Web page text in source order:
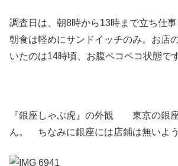
調査日は、朝8時から13時まで立ち仕事
朝食は軽めにサンドイッチのみ。お店
いたのは14時頃、お腹ペコペコ状態です
『銀座しゃぶ虎』の外観 東京の銀
ん。 ちなみに銀座には店鋪は無いよう